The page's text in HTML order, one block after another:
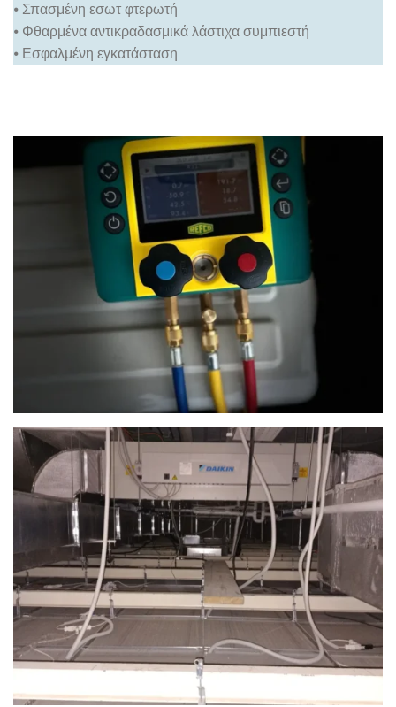
⦁ Σπασμένη εσωτ φτερωτή
⦁ Φθαρμένα αντικραδασμικά λάστιχα συμπιεστή
⦁ Εσφαλμένη εγκατάσταση